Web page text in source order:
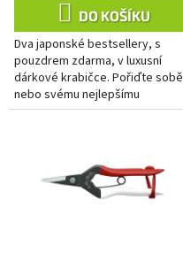
DO KOŠÍKU
Dva japonské bestsellery, s
pouzdrem zdarma, v luxusní
dárkové krabičce. Pořiďte sobě
nebo svému nejlepšímu
zahradnímu příteli tuto krásnou